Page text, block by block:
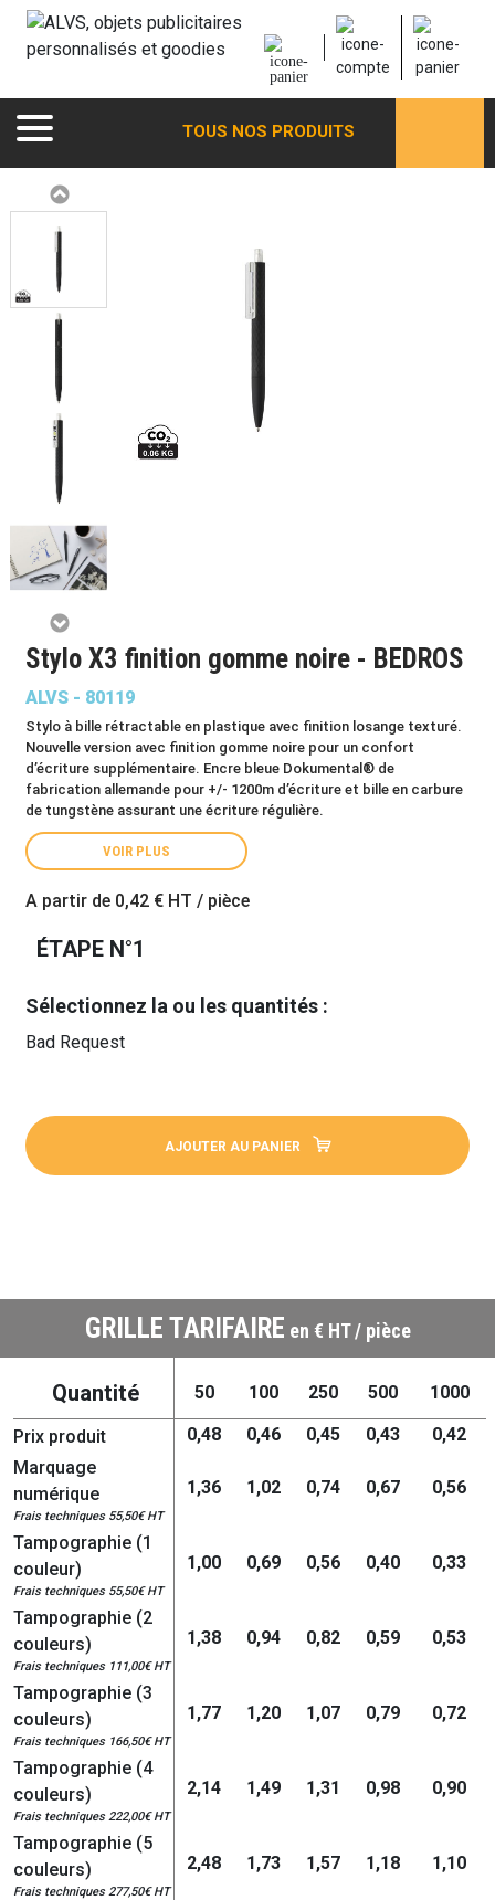
TOUS NOS PRODUITS
Stylo X3 finition gomme noire - BEDROS
ALVS - 80119
Stylo à bille rétractable en plastique avec finition losange texturé.
Nouvelle version avec finition gomme noire pour un confort
d’écriture supplémentaire. Encre bleue Dokumental® de
fabrication allemande pour +/- 1200m d’écriture et bille en carbure
de tungstène assurant une écriture régulière.
VOIR PLUS
A partir de 0,42 € HT / pièce
ÉTAPE N°1
Sélectionnez la ou les quantités :
Bad Request
AJOUTER AU PANIER
GRILLE TARIFAIRE en € HT / pièce
Quantité 50 100 250 500 1000
Prix produit 0,48 0,46 0,45 0,43
0,42
Marquage
numérique
Frais techniques 55,50€ HT
1,36 1,02 0,74 0,67 0,56
Tampographie (1
couleur)
Frais techniques 55,50€ HT
1,00 0,69 0,56 0,40 0,33
Tampographie (2
couleurs)
Frais techniques 111,00€ HT
1,38 0,94 0,82 0,59 0,53
Tampographie (3
couleurs)
Frais techniques 166,50€ HT
1,77 1,20 1,07 0,79 0,72
Tampographie (4
couleurs)
Frais techniques 222,00€ HT
2,14 1,49 1,31 0,98 0,90
Tampographie (5
couleurs)
Frais techniques 277,50€ HT
2,48 1,73 1,57 1,18 1,10